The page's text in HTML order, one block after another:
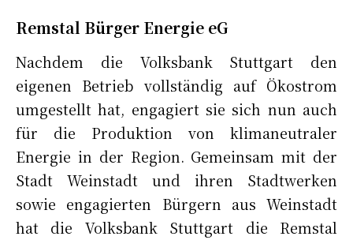
Remstal Bürger Energie eG
Nachdem die Volksbank Stuttgart den
eigenen Betrieb vollständig auf Ökostrom
umgestellt hat, engagiert sie sich nun auch
für die Produktion von klimaneutraler
Energie in der Region. Gemeinsam mit der
Stadt Weinstadt und ihren Stadtwerken
sowie engagierten Bürgern aus Weinstadt
hat die Volksbank Stuttgart die Remstal